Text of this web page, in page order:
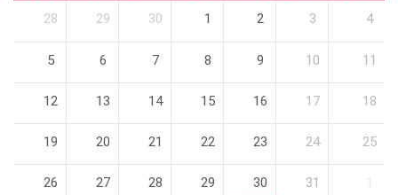
28 29 30 1 2 3 4
5 6 7 8 9 10 11
12 13 14 15 16 17 18
19 20 21 22 23 24 25
26 27 28 29 30 31